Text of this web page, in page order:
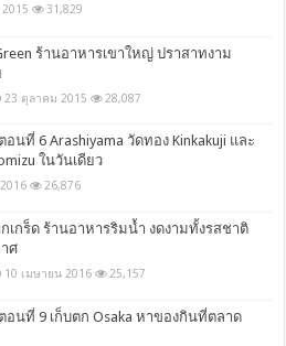
31,829
ร้านอาหารเขาใหญ่ ปราสาทงาม
23 ตุลาคม 2015 28,087
นที่ 6 Arashiyama วัดทอง Kinkakuji และ
ในวันเดียว
26,876
เกร็ด ร้านอาหารริมน้ำ งดงามทั้งรสชาติ
ศ
10 เมษายน 2016 25,157
อนที่ 9 เก็บตก Osaka หาของกินที่ตลาด